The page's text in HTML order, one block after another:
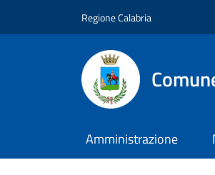
Regione Calabria
Amministrazione